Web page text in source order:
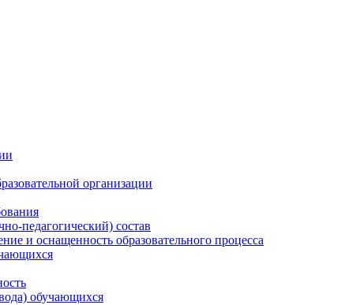
организации
педагогический) состав
и оснащенность образовательного процесса
обучающихся